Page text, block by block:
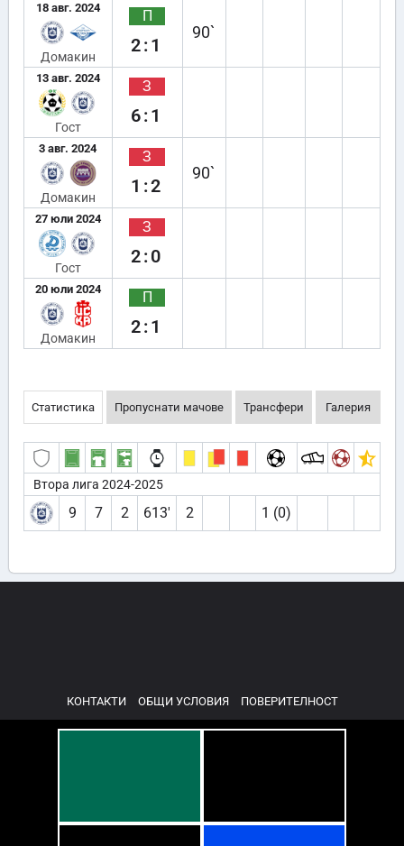
18 авг. 2024
Домакин
П
2:1
90`
13 авг. 2024
Гост
З
6:1
3 авг. 2024
Домакин
З
1:2
90`
27 юли 2024
Гост
З
2:0
20 юли 2024
Домакин
П
2:1
Статистика Пропуснати мачове Трансфери Галерия
Втора лига 2024-2025
9 7 2 613′ 2 1 (0)
КОНТАКТИ ОБЩИ УСЛОВИЯ ПОВЕРИТЕЛНОСТ